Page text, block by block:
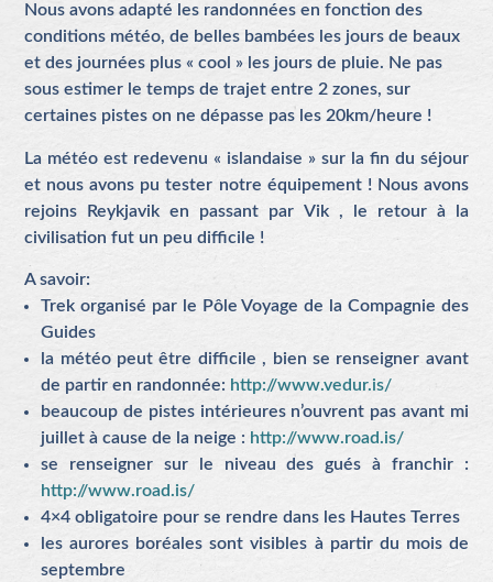
Nous avons adapté les randonnées en fonction des
conditions météo, de belles bambées les jours de beaux
et des journées plus « cool » les jours de pluie. Ne pas
sous estimer le temps de trajet entre 2 zones, sur
certaines pistes on ne dépasse pas les 20km/heure !
La météo est redevenu « islandaise » sur la fin du séjour
et nous avons pu tester notre équipement ! Nous avons
rejoins Reykjavik en passant par Vik , le retour à la
civilisation fut un peu difficile !
A savoir:
Trek organisé par le Pôle Voyage de la Compagnie des
Guides
la météo peut être difficile , bien se renseigner avant
de partir en randonnée: http://www.vedur.is/
beaucoup de pistes intérieures n’ouvrent pas avant mi
juillet à cause de la neige : http://www.road.is/
se renseigner sur le niveau des gués à franchir :
http://www.road.is/
4×4 obligatoire pour se rendre dans les Hautes Terres
les aurores boréales sont visibles à partir du mois de
septembre